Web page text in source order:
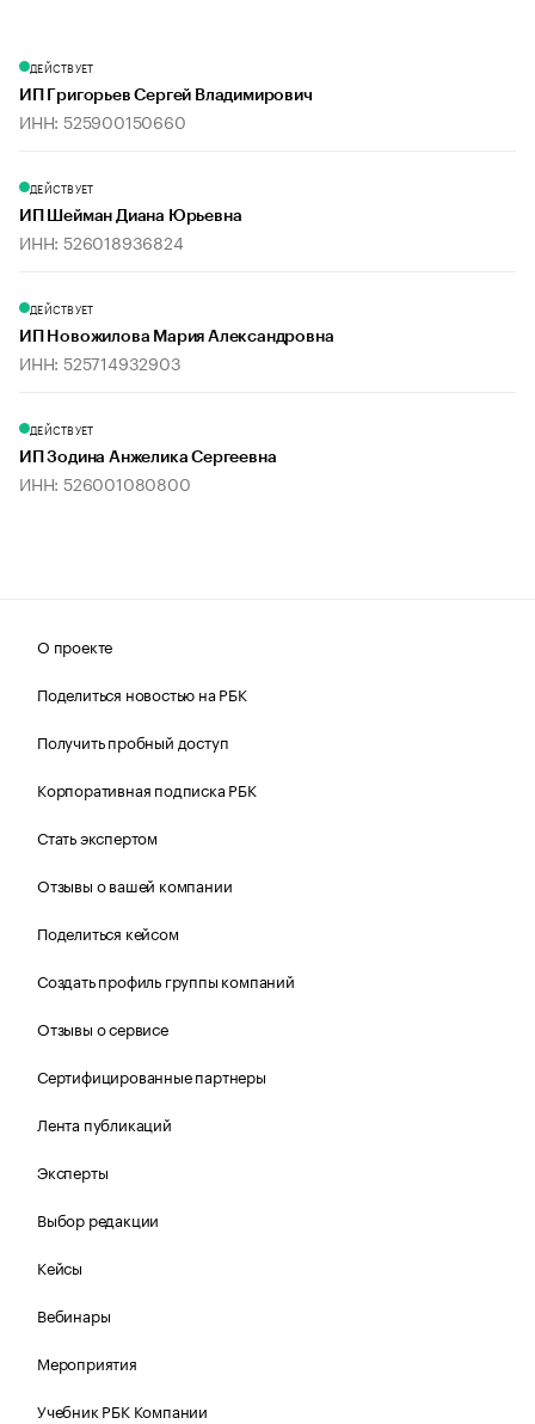
ДЕЙСТВУЕТ
ИП Григорьев Сергей Владимирович
ИНН: 525900150660
ДЕЙСТВУЕТ
ИП Шейман Диана Юрьевна
ИНН: 526018936824
ДЕЙСТВУЕТ
ИП Новожилова Мария Александровна
ИНН: 525714932903
ДЕЙСТВУЕТ
ИП Зодина Анжелика Сергеевна
ИНН: 526001080800
О проекте
Поделиться новостью на РБК
Получить пробный доступ
Корпоративная подписка РБК
Стать экспертом
Отзывы о вашей компании
Поделиться кейсом
Создать профиль группы компаний
Отзывы о сервисе
Сертифицированные партнеры
Лента публикаций
Эксперты
Выбор редакции
Кейсы
Вебинары
Мероприятия
Учебник РБК Компании